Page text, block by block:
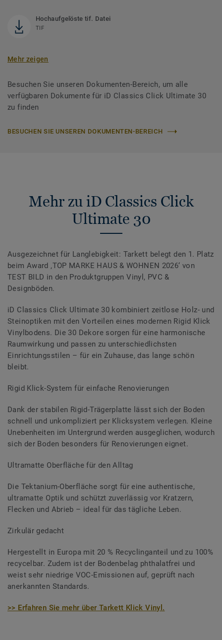
Hochaufgelöste tif. Datei
TIF
Mehr zeigen
Besuchen Sie unseren Dokumenten-Bereich, um alle
verfügbaren Dokumente für iD Classics Click Ultimate 30
zu finden
BESUCHEN SIE UNSEREN DOKUMENTEN-BEREICH
Mehr zu iD Classics Click
Ultimate 30
Ausgezeichnet für Langlebigkeit: Tarkett belegt den 1. Platz
beim Award ‚TOP MARKE HAUS & WOHNEN 2026‘ von
TEST BILD in den Produktgruppen Vinyl, PVC &
Designböden.
iD Classics Click Ultimate 30 kombiniert zeitlose Holz- und
Steinoptiken mit den Vorteilen eines modernen Rigid Klick
Vinylbodens. Die 30 Dekore sorgen für eine harmonische
Raumwirkung und passen zu unterschiedlichsten
Einrichtungsstilen – für ein Zuhause, das lange schön
bleibt.
Rigid Klick-System für einfache Renovierungen
Dank der stabilen Rigid-Trägerplatte lässt sich der Boden
schnell und unkompliziert per Klicksystem verlegen. Kleine
Unebenheiten im Untergrund werden ausgeglichen, wodurch
sich der Boden besonders für Renovierungen eignet.
Ultramatte Oberfläche für den Alltag
Die Tektanium-Oberfläche sorgt für eine authentische,
ultramatte Optik und schützt zuverlässig vor Kratzern,
Flecken und Abrieb – ideal für das tägliche Leben.
Zirkulär gedacht
Hergestellt in Europa mit 20 % Recyclinganteil und zu 100%
recycelbar. Zudem ist der Bodenbelag phthalatfrei und
weist sehr niedrige VOC-Emissionen auf, geprüft nach
anerkannten Standards.
>> Erfahren Sie mehr über Tarkett Klick Vinyl.